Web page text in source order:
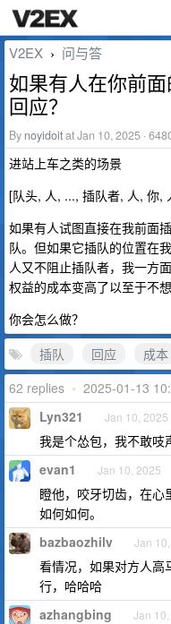
V2EX › 问与答
如果有人在你前
回应？
By noyidoitat Jan 10, 2025 ·
进站上车之类的场景
[队头, 人, ..., 插队者, 人, 你,
如果有人试图直接在我前面
队。但如果它插队的位置在
人又不阻止插队者，我一方
权益的成本变高了以至于不
你会怎么做？
插队
回应
成本
62 replies • 2025-01-13
Lyn321 Jan 10, 2025
我是个怂包，我不敢吱
evan1 Jan 10, 2025
瞪他，咬牙切齿，在
如何如何。
bazbaozhilv Jan
看情况，如果对方人高
行，哈哈哈
azhangbing Jan